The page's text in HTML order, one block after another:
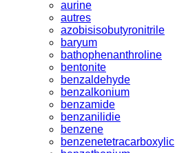
aurine
autres
azobisisobutyronitrile
baryum
bathophenanthroline
bentonite
benzaldehyde
benzalkonium
benzamide
benzanilidie
benzene
benzenetetracarboxylic